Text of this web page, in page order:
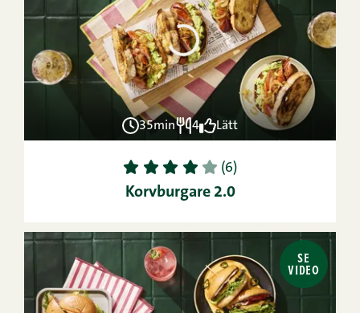
35min 4 Lätt
1 2 3 4 5 (6)
Korvburgare 2.0
SE
VIDEO